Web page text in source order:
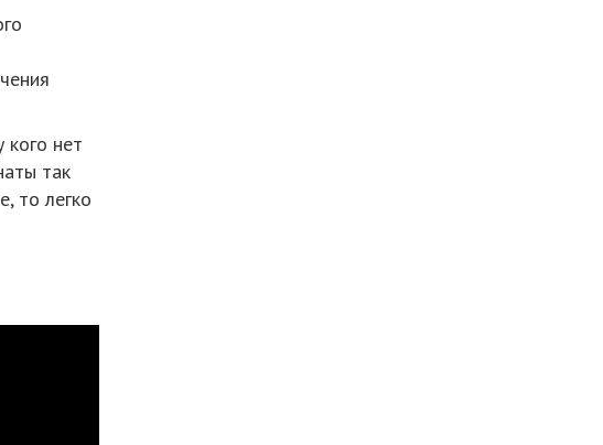
нет
так
то легко